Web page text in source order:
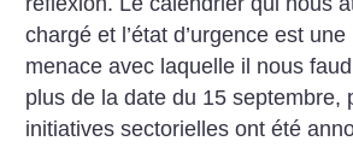
chargé et l’état d’urgence est
menace avec laquelle il nous
plus de la date du 15 septembre,
initiatives sectorielles ont été